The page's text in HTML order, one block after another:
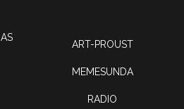
ART-PROUST
MEMESUNDA
RADIO